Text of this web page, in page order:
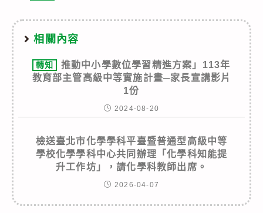
相關內容
轉知
推動中小學數位學習精進方案」113年
教育部主管高級中等實施計畫─家長宣講影片
1份
2024-08-20
檢送臺北市化學學科平臺暨普通型高級中等
學校化學學科中心共同辦理「化學科知能提
升工作坊」，請化學科教師出席。
2026-04-07